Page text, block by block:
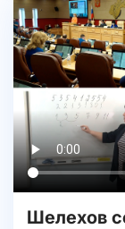
Шелехов